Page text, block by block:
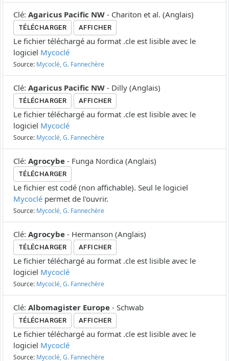
Clé: Agaricus Pacific NW - Chariton et al. (Anglais)
TÉLÉCHARGER AFFICHER
Le fichier téléchargé au format .cle est lisible avec le
logiciel Mycoclé
Source: Mycoclé, G. Fannechère
Clé: Agaricus Pacific NW - Dilly (Anglais)
TÉLÉCHARGER AFFICHER
Le fichier téléchargé au format .cle est lisible avec le
logiciel Mycoclé
Source: Mycoclé, G. Fannechère
Clé: Agrocybe - Funga Nordica (Anglais)
TÉLÉCHARGER
Le fichier est codé (non affichable). Seul le logiciel
Mycoclé permet de l'ouvrir.
Source: Mycoclé, G. Fannechère
Clé: Agrocybe - Hermanson (Anglais)
TÉLÉCHARGER AFFICHER
Le fichier téléchargé au format .cle est lisible avec le
logiciel Mycoclé
Source: Mycoclé, G. Fannechère
Clé: Albomagister Europe - Schwab
TÉLÉCHARGER AFFICHER
Le fichier téléchargé au format .cle est lisible avec le
logiciel Mycoclé
Source: Mycoclé, G. Fannechère